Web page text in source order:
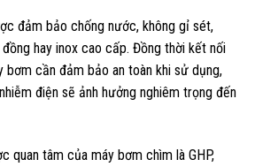
đảm bảo chống nước, không gỉ sét,
hay inox cao cấp. Đồng thời kết nối
bơm cần đảm bảo an toàn khi sử dụng,
điện sẽ ảnh hưởng nghiêm trọng đến
quan tâm của máy bơm chìm là GHP,